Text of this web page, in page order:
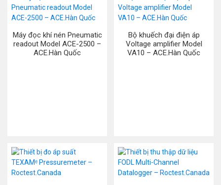
Máy đọc khí nén Pneumatic
readout Model ACE-2500 –
ACE.Hàn Quốc
Bộ khuếch đại điện áp
Voltage amplifier Model
VA10 – ACE.Hàn Quốc